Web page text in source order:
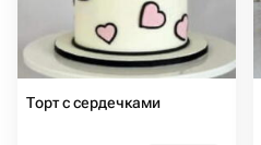
Торт с сердечками